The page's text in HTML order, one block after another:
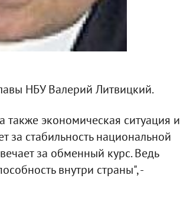
НБУ Валерий Литвицкий.
также экономическая ситуация и
за стабильность национальной
за обменный курс. Ведь
внутри страны", -